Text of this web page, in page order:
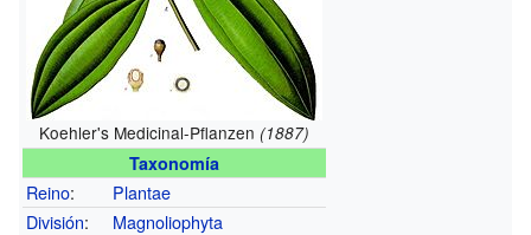
Koehler's Medicinal-Pflanzen(1887)
Taxonomía
Reino:
Plantae
División:
Magnoliophyta